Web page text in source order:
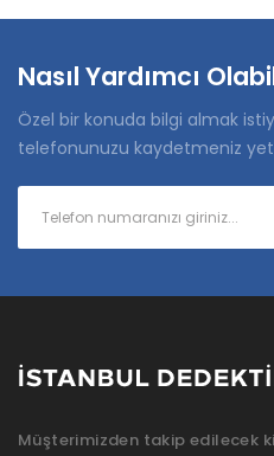
Nasıl Yardımcı
Özel bir konuda bilgi almak
telefonunuzu kaydetmeniz
Müşterimizden takip edilecek